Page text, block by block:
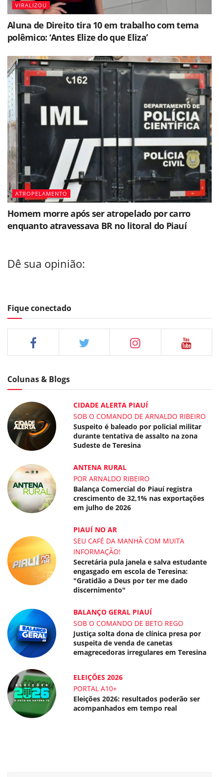
VIRALIZOU
Aluna de Direito tira 10 em trabalho com tema
polêmico: ‘Antes Elize do que Eliza’
ATROPELAMENTO
Homem morre após ser atropelado por carro
enquanto atravessava BR no litoral do Piauí
Dê sua opinião:
Fique conectado
Colunas & Blogs
CIDADE ALERTA PIAUÍ
SOB O COMANDO DE ARNALDO RIBEIRO
Suspeito é baleado por policial militar
durante tentativa de assalto na zona
Sudeste de Teresina
ANTENA RURAL
POR ARNALDO RIBEIRO
Balança Comercial do Piauí registra
crescimento de 32,1% nas exportações
em julho de 2026
PIAUÍ NO AR
SEU CAFÉ DA MANHÃ COM MUITA
INFORMAÇÃO!
Secretária pula janela e salva estudante
engasgado em escola de Teresina:
"Gratidão a Deus por ter me dado
discernimento"
BALANÇO GERAL PIAUÍ
SOB O COMANDO DE BETO REGO
Justiça solta dona de clínica presa por
suspeita de venda de canetas
emagrecedoras irregulares em Teresina
ELEIÇÕES 2026
PORTAL A10+
Eleições 2026: resultados poderão ser
acompanhados em tempo real